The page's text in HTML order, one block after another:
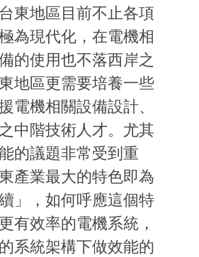
東地區目前不止各項
為現代化，在電機相
的使用也不落西岸之
地區更需要培養一些
電機相關設備設計、
中階技術人才。尤其
的議題非常受到重
產業最大的特色即為
」，如何呼應這個特
有效率的電機系統，
系統架構下做效能的